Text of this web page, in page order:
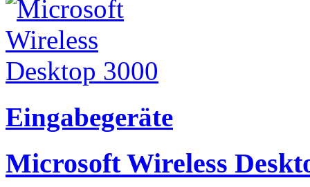
Eingabegeräte
Microsoft Wireless